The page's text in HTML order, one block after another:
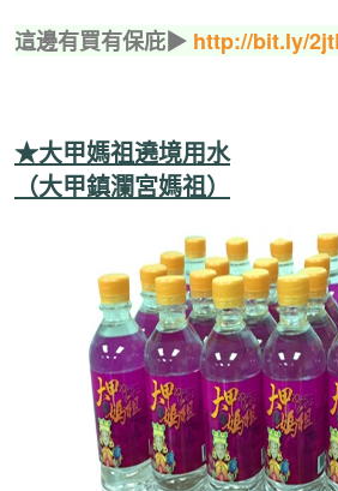
這邊有買有保庇▶ http://bit.ly/
★大甲媽祖遶境用水
（大甲鎮瀾宮媽祖）